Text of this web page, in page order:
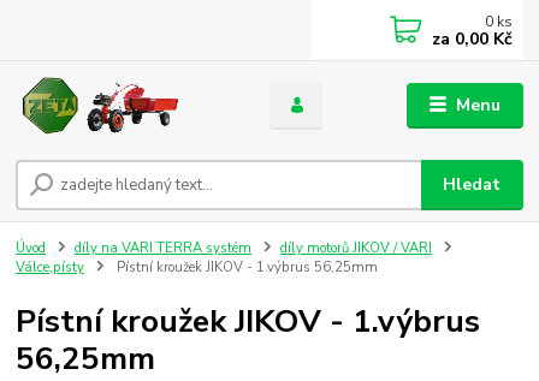
Menu
Hledat
0 ks
za 0,00 Kč
Úvod díly na VARI TERRA systém
díly motorů JIKOV / VARI
Válce,písty
Pístní kroužek JIKOV - 1.výbrus 56,25mm
Pístní kroužek JIKOV - 1.výbrus
56,25mm